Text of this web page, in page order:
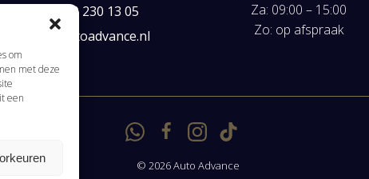
om
met deze
een
+31(0) 40 230 13 05
mail@autoadvance.nl
Za: 09:00 – 15:00
Zo: op afspraak
© 2026 Auto Advance